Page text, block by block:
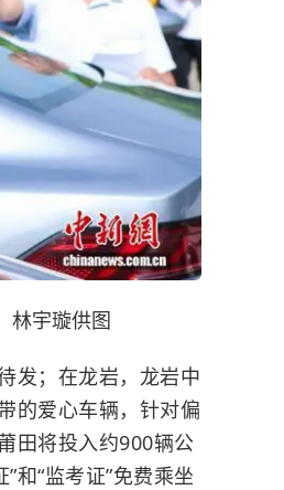
林宇璇供图
发；在龙岩，龙岩中
的爱心车辆，针对偏
田将投入约900辆公
和“监考证”免费乘坐